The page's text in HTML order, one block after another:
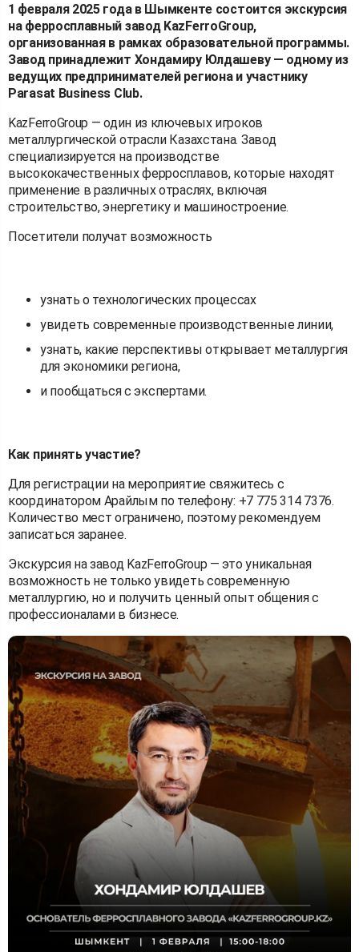
1 февраля 2025 года в Шымкенте состоится экскурсия
на ферросплавный завод KazFerroGroup,
организованная в рамках образовательной программы.
Завод принадлежит Хондамиру Юлдашеву — одному из
ведущих предпринимателей региона и участнику
Parasat Business Club.
KazFerroGroup — один из ключевых игроков
металлургической отрасли Казахстана. Завод
специализируется на производстве
высококачественных ферросплавов, которые находят
применение в различных отраслях, включая
строительство, энергетику и машиностроение.
Посетители получат возможность
узнать о технологических процессах
увидеть современные производственные линии,
узнать, какие перспективы открывает металлургия
для экономики региона,
и пообщаться с экспертами.
Как принять участие?
Для регистрации на мероприятие свяжитесь с
координатором Арайлым по телефону: +7 775 314 7376.
Количество мест ограничено, поэтому рекомендуем
записаться заранее.
Экскурсия на завод KazFerroGroup — это уникальная
возможность не только увидеть современную
металлургию, но и получить ценный опыт общения с
профессионалами в бизнесе.